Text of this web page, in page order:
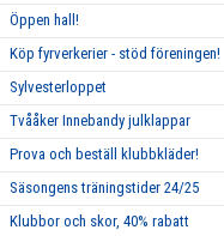
Öppen hall!
Köp fyrverkerier - stöd föreningen!
Sylvesterloppet
Tvååker Innebandy julklappar
Prova och beställ klubbkläder!
Säsongens träningstider 24/25
Klubbor och skor, 40% rabatt